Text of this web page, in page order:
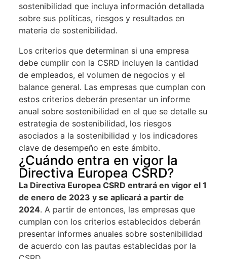
sostenibilidad que incluya información detallada
sobre sus políticas, riesgos y resultados en
materia de sostenibilidad.
Los criterios que determinan si una empresa
debe cumplir con la CSRD incluyen la cantidad
de empleados, el volumen de negocios y el
balance general. Las empresas que cumplan con
estos criterios deberán presentar un informe
anual sobre sostenibilidad en el que se detalle su
estrategia de sostenibilidad, los riesgos
asociados a la sostenibilidad y los indicadores
clave de desempeño en este ámbito.
¿Cuándo entra en vigor la
Directiva Europea CSRD?
La Directiva Europea CSRD entrará en vigor el 1
de enero de 2023 y se aplicará a partir de
2024. A partir de entonces, las empresas que
cumplan con los criterios establecidos deberán
presentar informes anuales sobre sostenibilidad
de acuerdo con las pautas establecidas por la